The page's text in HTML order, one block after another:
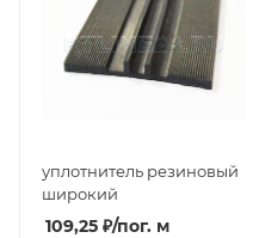
уплотнитель резиновый
широкий
109,25 ₽/пог. м